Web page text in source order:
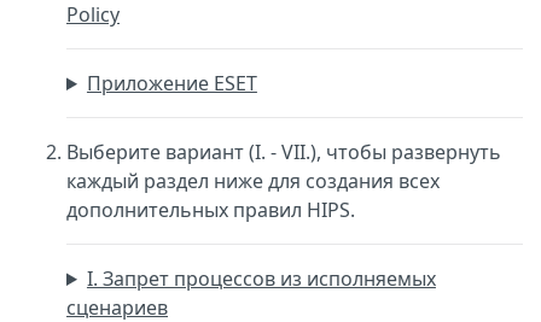
Policy
Приложение ESET
Выберите вариант (I. - VII.), чтобы развернуть
каждый раздел ниже для создания всех
дополнительных правил HIPS.
I. Запрет процессов из исполняемых
сценариев